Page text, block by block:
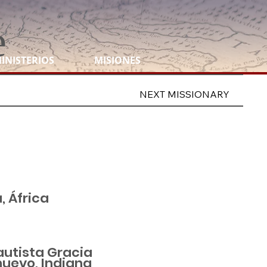
MISIONES
NEXT MISSIONARY
África
Gracia
Indiana